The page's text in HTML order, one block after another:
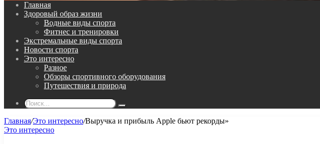
Главная
Здоровый образ жизни
Водные виды спорта
Фитнес и тренировки
Экстремальные виды спорта
Новости спорта
Это интересно
Разное
Обзоры спортивного оборудования
Путешествия и природа
Поиск...
Главная/Это интересно/Выручка и прибыль Apple бьют рекорды»
Это интересно